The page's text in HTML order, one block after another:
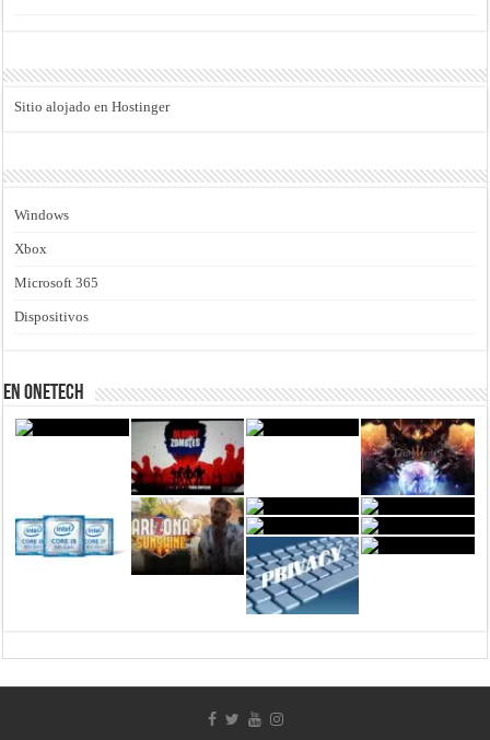
Sitio alojado en Hostinger
Windows
Xbox
Microsoft 365
Dispositivos
En Onetech